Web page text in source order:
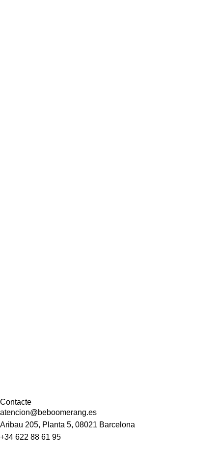
Contacte
atencion@beboomerang.es
Aribau 205, Planta 5, 08021 Barcelona
+34 622 88 61 95